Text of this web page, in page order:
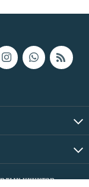
укуктар